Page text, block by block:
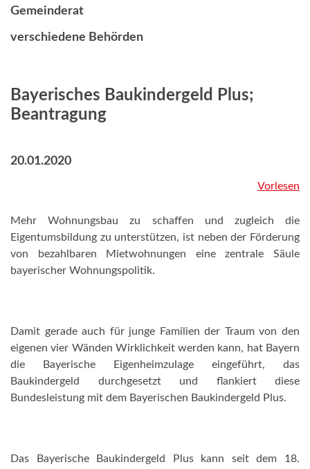
Gemeinderat
verschiedene Behörden
Bayerisches Baukindergeld Plus;
Beantragung
20.01.2020
Vorlesen
Mehr Wohnungsbau zu schaffen und zugleich die
Eigentumsbildung zu unterstützen, ist neben der Förderung
von bezahlbaren Mietwohnungen eine zentrale Säule
bayerischer Wohnungspolitik.
Damit gerade auch für junge Familien der Traum von den
eigenen vier Wänden Wirklichkeit werden kann, hat Bayern
die Bayerische Eigenheimzulage eingeführt, das
Baukindergeld durchgesetzt und flankiert diese
Bundesleistung mit dem Bayerischen Baukindergeld Plus.
Das Bayerische Baukindergeld Plus kann seit dem 18.